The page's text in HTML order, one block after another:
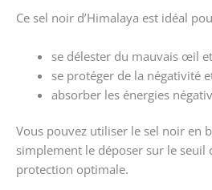
Ce sel noir d’Himalaya est idéal
se délester du mauvais œil
se protéger de la négativité
absorber les énergies
Vous pouvez utiliser le sel noir en
simplement le déposer sur le
protection optimale.